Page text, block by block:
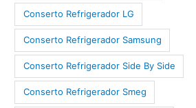
Conserto Refrigerador LG
Conserto Refrigerador Samsung
Conserto Refrigerador Side By Side
Conserto Refrigerador Smeg